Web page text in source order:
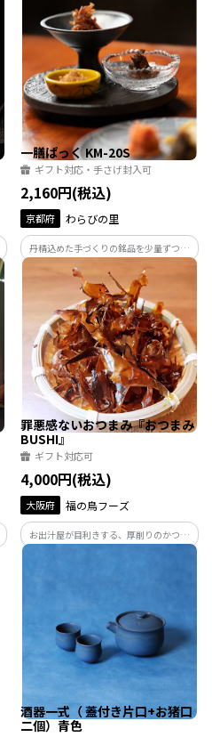
姜シロップ」など、心と体にやさしい美
味しさを但馬アグリファームから全国へ
お届けします。
一膳ぱっく KM-20S
ギフト対応・手さげ封入可
2,160円(税込)
京都府 わらびの里
丹精込めた手づくりの銘品を少量ずつ詰
合せました。ちょっとしたおつかいもの
やお手土産に…
罪悪感ないおつまみ『おつまみ
BUSHI』
ギフト対応可
4,000円(税込)
大阪府 福の鳥フーズ
お出汁屋が目利きする、厚削りのかつお
ももちろんのこと、子供の食育にも。 み
酒器一式（ 蓋付き片口+お猪口
二個）青色